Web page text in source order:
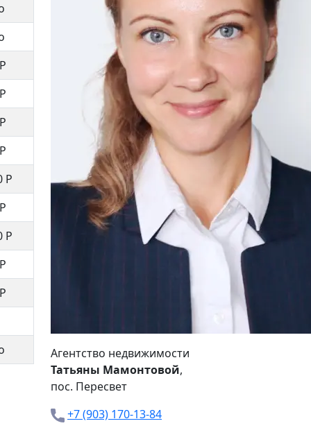
Р
Р
Р
Р
Р
Р
Р
Р
Р
Агентство недвижимости
Татьяны Мамонтовой,
пос. Пересвет
+7 (903) 170-13-84